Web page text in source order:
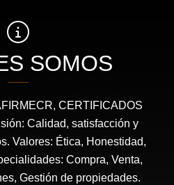
SOMOS
CERTIFICADOS
Calidad, satisfacción y
Valores: Ética, Honestidad,
Compra, Venta,
Gestión de propiedades.